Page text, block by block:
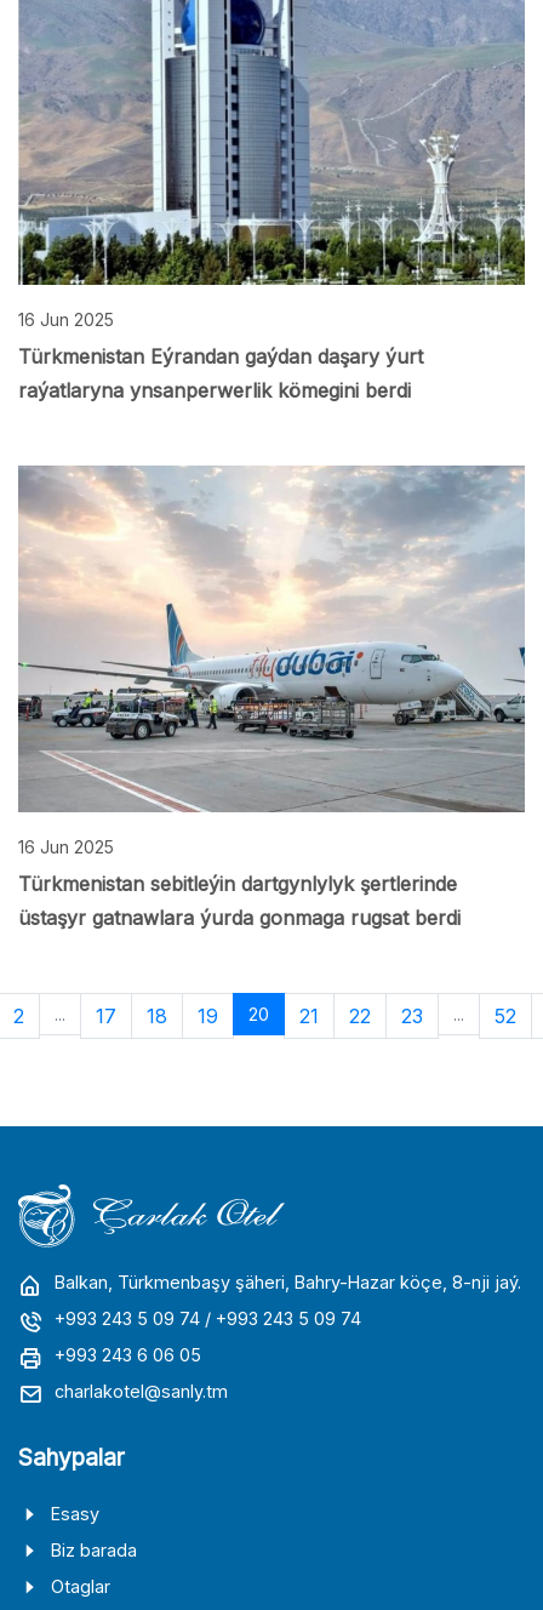
16 Jun 2025
Türkmenistan Eýrandan gaýdan daşary ýurt
raýatlaryna ynsanperwerlik kömegini berdi
16 Jun 2025
Türkmenistan sebitleýin dartgynlylyk şertlerinde
üstaşyr gatnawlara ýurda gonmaga rugsat berdi
2 ... 17 18 19 20 21 22 23 ... 52
Balkan, Türkmenbaşy şäheri, Bahry-Hazar köçe, 8-nji jaý.
+993 243 5 09 74 / +993 243 5 09 74
+993 243 6 06 05
charlakotel@sanly.tm
Sahypalar
Esasy
Biz barada
Otaglar